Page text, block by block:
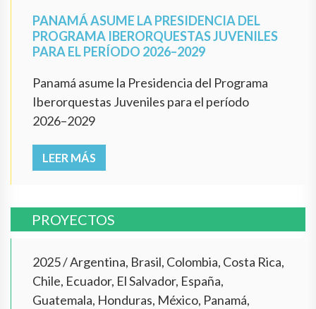
PANAMÁ ASUME LA PRESIDENCIA DEL
PROGRAMA IBERORQUESTAS JUVENILES
PARA EL PERÍODO 2026–2029
Panamá asume la Presidencia del Programa
Iberorquestas Juveniles para el período
2026–2029
LEER MÁS
PROYECTOS
2025/Argentina, Brasil, Colombia, Costa Rica,
Chile, Ecuador, El Salvador, España,
Guatemala, Honduras, México, Panamá,